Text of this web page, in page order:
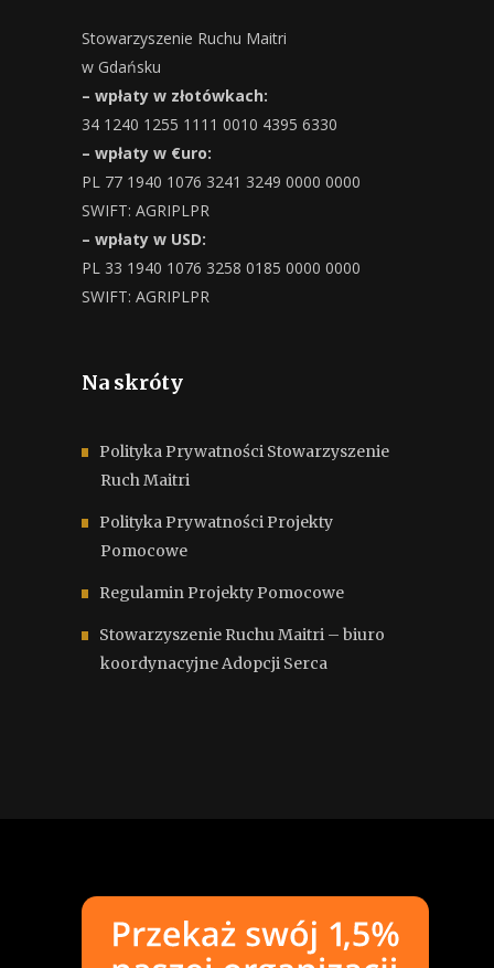
Stowarzyszenie Ruchu Maitri
w Gdańsku
– wpłaty w złotówkach:
34 1240 1255 1111 0010 4395 6330
– wpłaty w €uro:
PL 77 1940 1076 3241 3249 0000 0000
SWIFT: AGRIPLPR
– wpłaty w USD:
PL 33 1940 1076 3258 0185 0000 0000
SWIFT: AGRIPLPR
Na skróty
Polityka Prywatności Stowarzyszenie
Ruch Maitri
Polityka Prywatności Projekty
Pomocowe
Regulamin Projekty Pomocowe
Stowarzyszenie Ruchu Maitri – biuro
koordynacyjne Adopcji Serca